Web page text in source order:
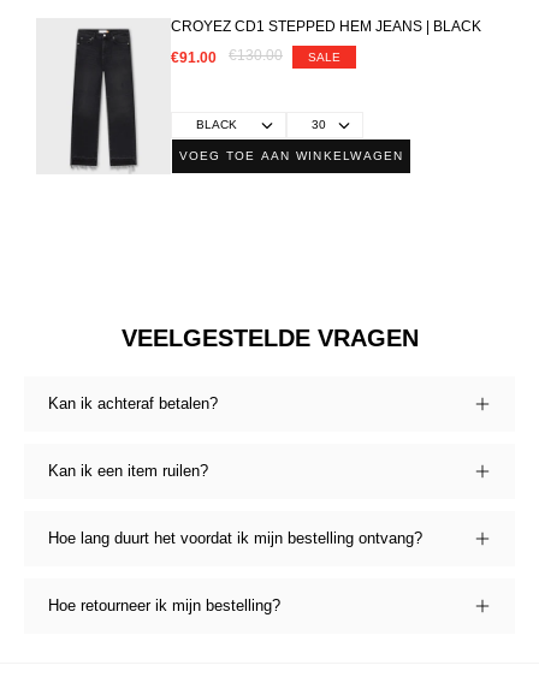
CROYEZ CD1 STEPPED HEM JEANS | BLACK
€91.00
€130.00 SALE
VOEG TOE AAN WINKELWAGEN
VEELGESTELDE VRAGEN
Kan ik achteraf betalen?
Kan ik een item ruilen?
Hoe lang duurt het voordat ik mijn bestelling ontvang?
Hoe retourneer ik mijn bestelling?